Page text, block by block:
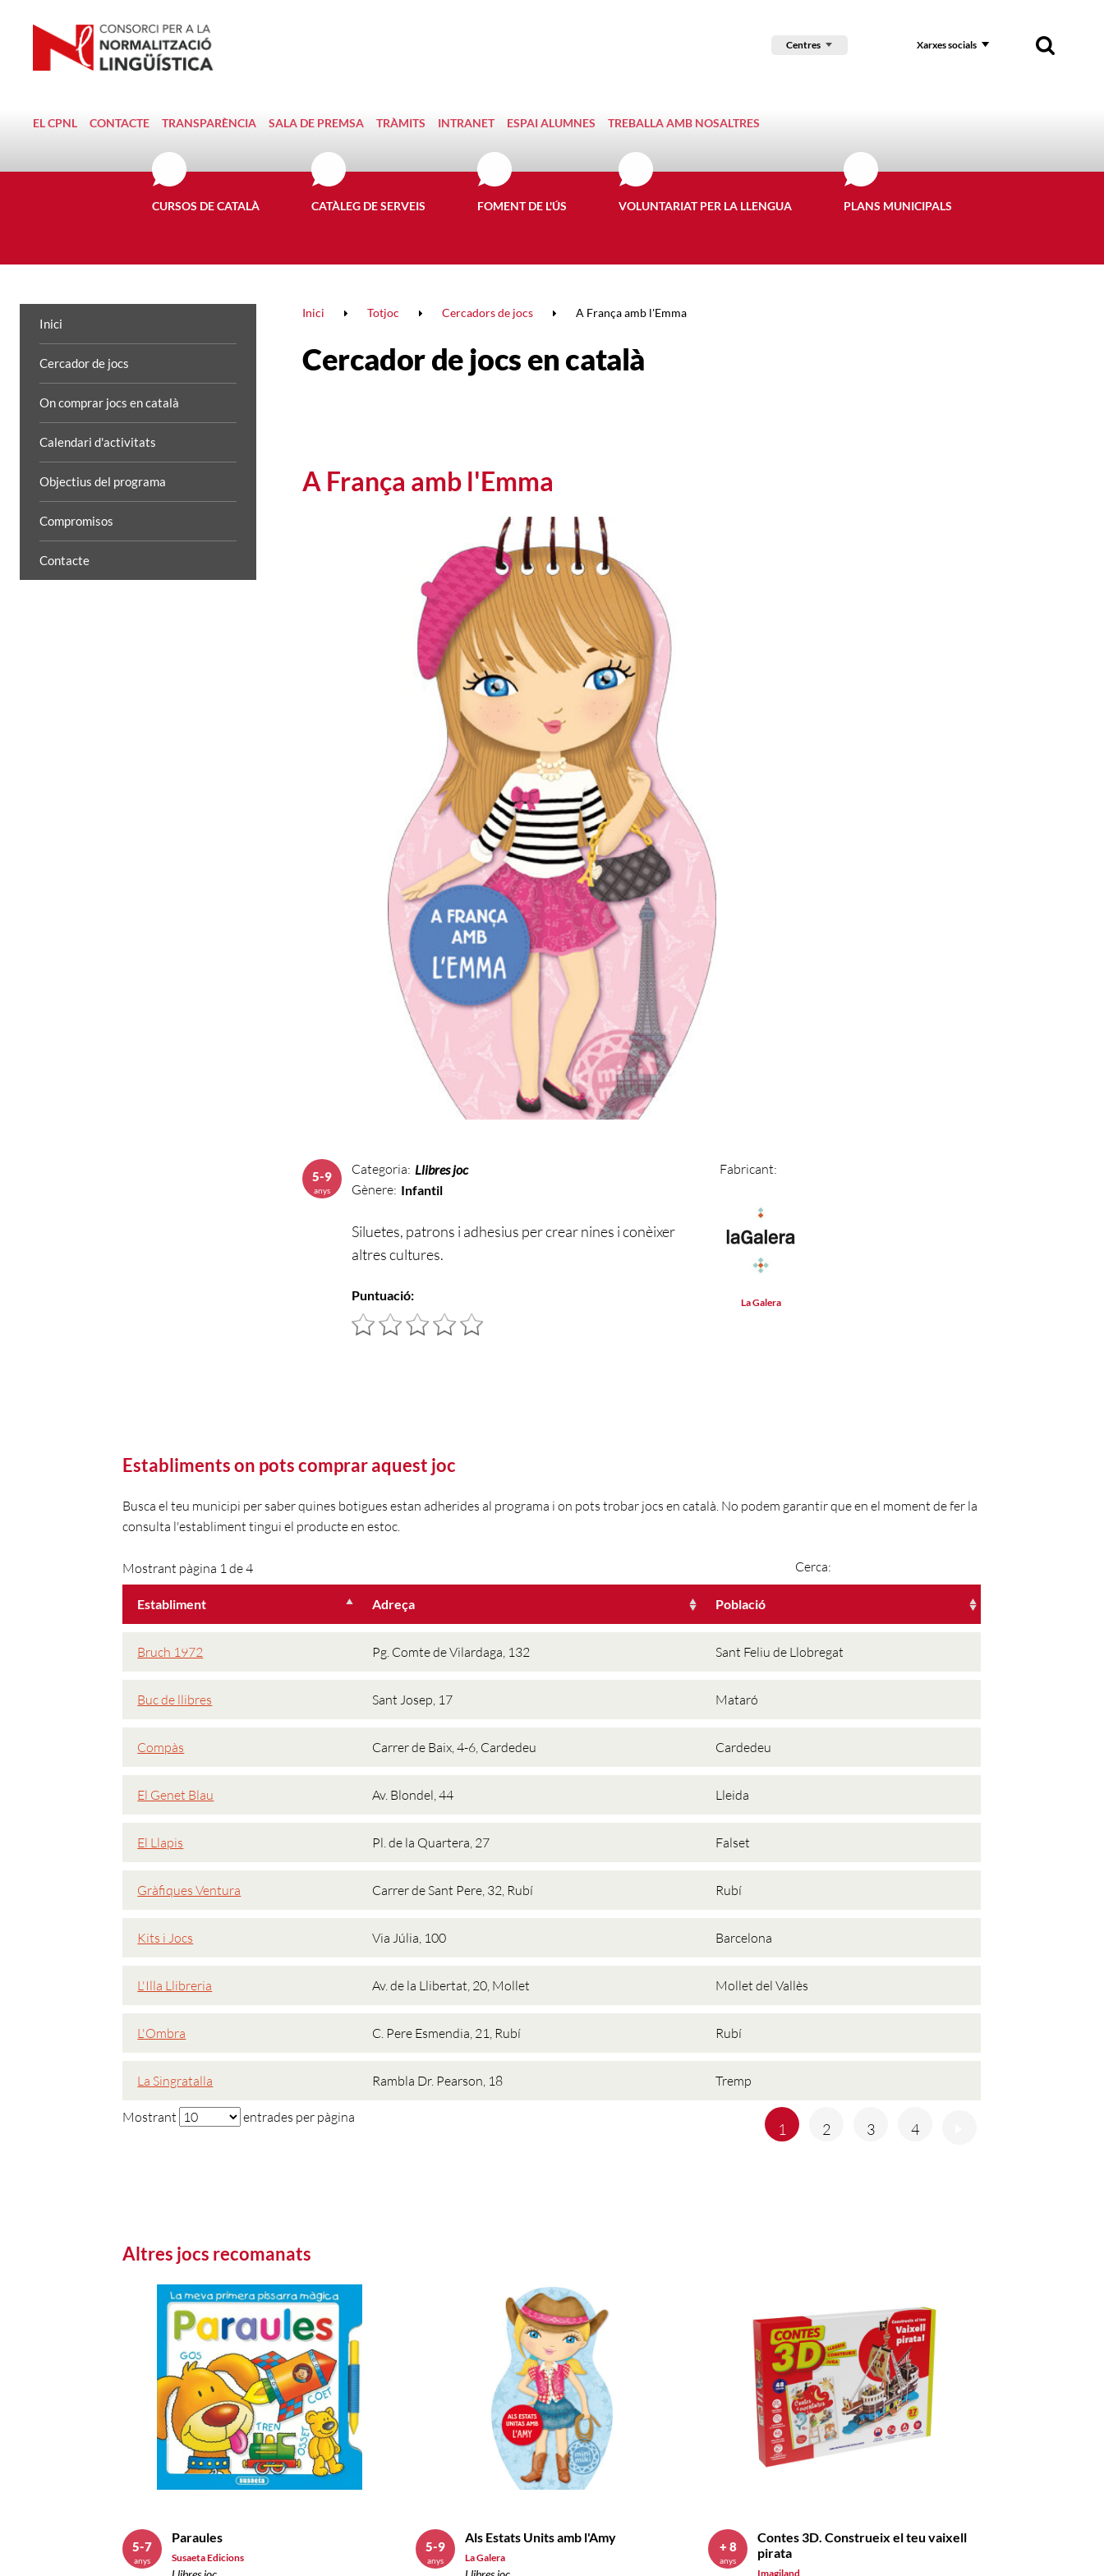
Centres Xarxes socials
EL CPNL CONTACTE TRANSPARÈNCIA SALA DE PREMSA TRÀMITS INTRANET ESPAI ALUMNES TREBALLA AMB NOSALTRES
CURSOS DE CATALÀ CATÀLEG DE SERVEIS FOMENT DE L'ÚS VOLUNTARIAT PER LA LLENGUA PLANS MUNICIPALS
Inici
Cercador de jocs
On comprar jocs en català
Calendari d'activitats
Objectius del programa
Compromisos
Contacte
Inici Totjoc Cercadors de jocs A França amb l'Emma
Cercador de jocs en català
A França amb l'Emma
Fabricant:
La Galera
Categoria: Llibres joc
Gènere: Infantil
Siluetes, patrons i adhesius per crear nines i conèixer
altres cultures.
Puntuació:
5-9
anys
Establiments on pots comprar aquest joc
Busca el teu municipi per saber quines botigues estan adherides al programa i on pots trobar jocs en català. No podem garantir que en el moment de fer la
consulta l'establiment tingui el producte en estoc.
Mostrant pàgina 1 de 4 Cerca:
Establiment Adreça Població
Bruch 1972 Pg. Comte de Vilardaga, 132 Sant Feliu de Llobregat
Buc de llibres Sant Josep, 17 Mataró
Compàs Carrer de Baix, 4-6, Cardedeu Cardedeu
El Genet Blau Av. Blondel, 44 Lleida
El Llapis Pl. de la Quartera, 27 Falset
Gràfiques Ventura Carrer de Sant Pere, 32, Rubí Rubí
Kits i Jocs Via Júlia, 100 Barcelona
L'Illa Llibreria Av. de la Llibertat, 20, Mollet Mollet del Vallès
L'Ombra C. Pere Esmendia, 21, Rubí Rubí
La Singratalla Rambla Dr. Pearson, 18 Tremp
Mostrant entrades per pàgina Anterior
1 2 3 4
Altres jocs recomanats
Paraules
Susaeta Edicions
5-7
anys
Als Estats Units amb l'Amy
La Galera
5-9
anys
Contes 3D. Construeix el teu vaixell
pirata
Imagiland
+ 8
anys